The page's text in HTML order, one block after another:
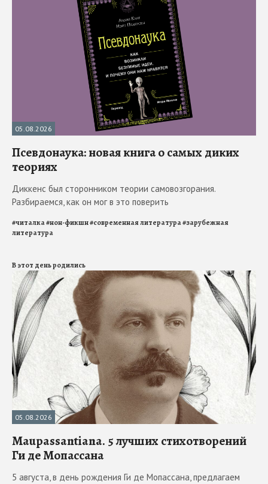
05.08.2026
Псевдонаука: новая книга о самых диких
теориях
Диккенс был сторонником теории самовозгорания.
Разбираемся, как он мог в это поверить
#читалка#нон-фикшн#современная литература#зарубежная
литература
В этот день родились
05.08.2026
Maupassantiana. 5 лучших стихотворений
Ги де Мопассана
5 августа, в день рождения Ги де Мопассана, предлагаем